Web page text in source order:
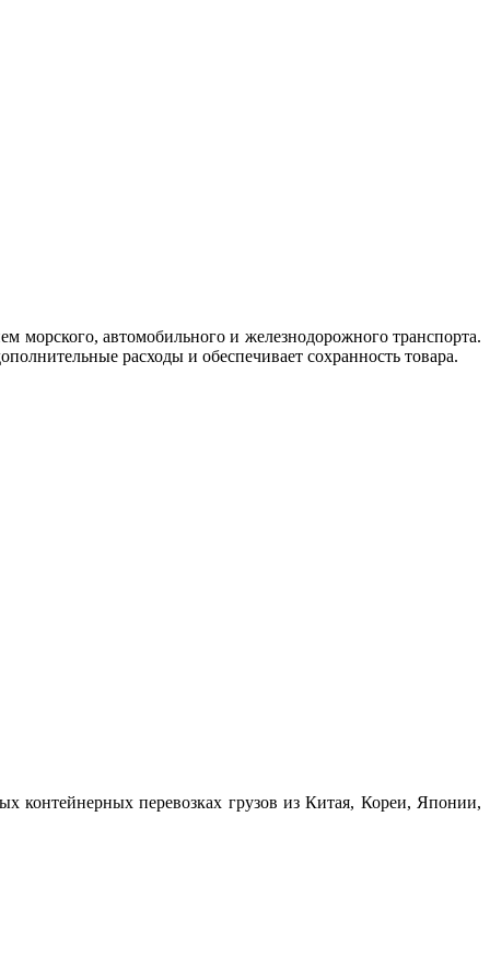
морского, автомобильного и железнодорожного транспорта.
расходы и обеспечивает сохранность товара.
контейнерных перевозках грузов из Китая, Кореи, Японии,